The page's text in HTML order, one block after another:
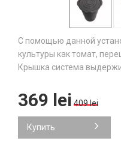
С помощью данной
культуры как томат,
Крышка система
369 lei 409 lei
Купить